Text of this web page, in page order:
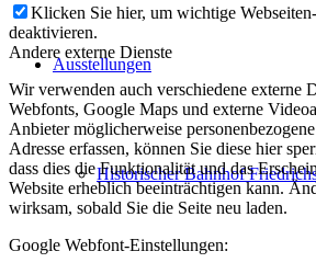
Ausstellungen
Historischer Bahnhof
Klicken Sie hier, um wichtige
deaktivieren.
Andere externe Dienste
Wir verwenden auch verschiedene externe
Webfonts, Google Maps und externe
Anbieter möglicherweise
Adresse erfassen, können Sie diese hier
dass dies die Funktionalität und das
Website erheblich beeinträchtigen kann.
wirksam, sobald Sie die Seite neu laden.
Google Webfont-Einstellungen: